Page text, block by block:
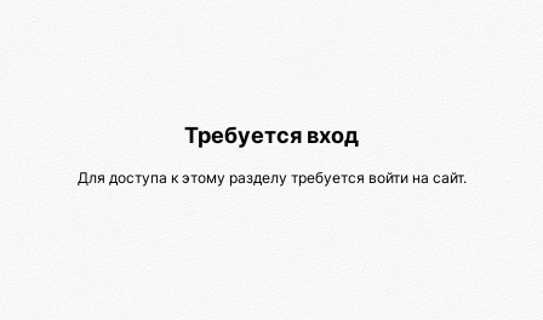
Требуется вход
Для доступа к этому разделу требуется войти на сайт.